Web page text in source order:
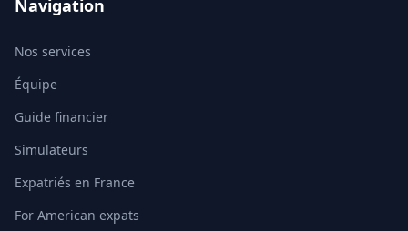
Navigation
Nos services
Équipe
Guide financier
Simulateurs
Expatriés en France
For American expats